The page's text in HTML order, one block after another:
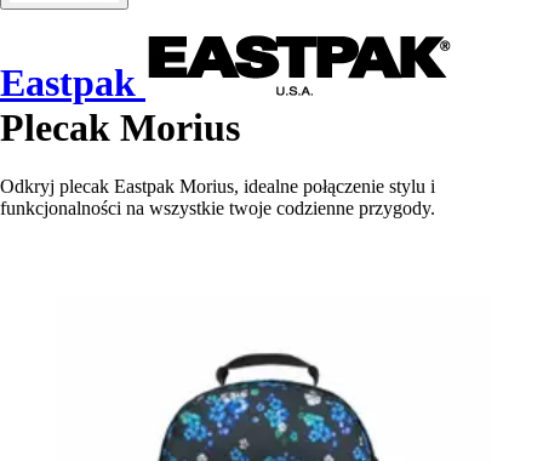
Eastpak
Plecak Morius
Odkryj plecak Eastpak Morius, idealne połączenie stylu i
funkcjonalności na wszystkie twoje codzienne przygody.